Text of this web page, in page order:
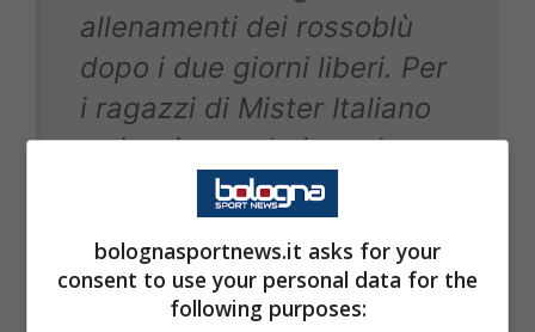
allenamenti dei rossoblù
dopo i due giorni liberi. Per
i ragazzi di Mister Italiano
attivazione atletica ed
esercitazioni tattiche:
Casalee Federico
Bernardeschisono rientrati
in gruppo, seduta
bolognasportnews.it asks for your
consent to use your personal data for the
following purposes: